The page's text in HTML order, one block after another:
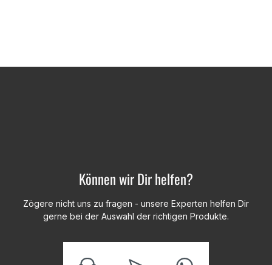
Können wir Dir helfen?
Zögere nicht uns zu fragen - unsere Experten helfen Dir
gerne bei der Auswahl der richtigen Produkte.